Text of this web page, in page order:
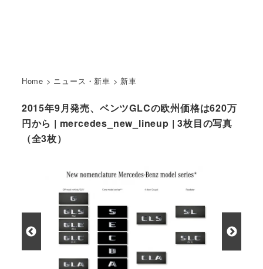
Home > ニュース・新車 > 新車
2015年9月発売、ベンツGLCの欧州価格は620万
円から | mercedes_new_lineup | 3枚目の写真
（全3枚）